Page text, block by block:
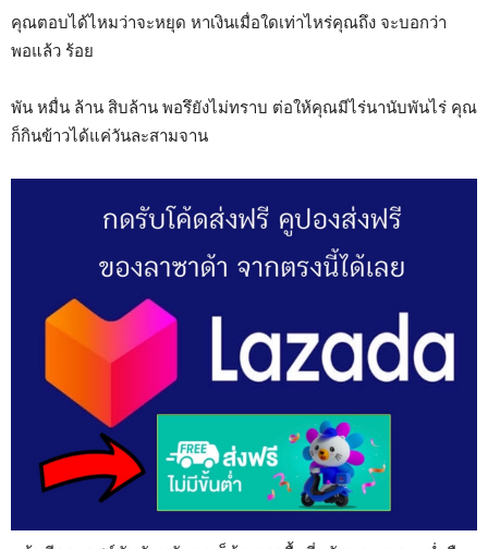
คุณตอบได้ไหมว่าจะหยุด หาเงินเมื่อใดเท่าไหร่คุณถึง จะบอกว่า
พอแล้ว ร้อย
พัน หมื่น ล้าน สิบล้าน พอรึยังไม่ทราบ ต่อให้คุณมีไร่นานับพันไร่ คุณ
ก็กินข้าวได้แค่วันละสามจาน